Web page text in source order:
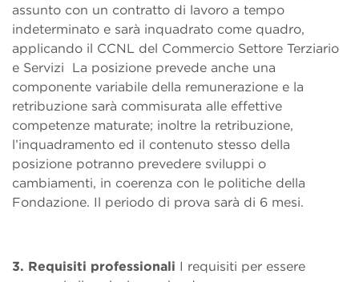
assunto con un contratto di lavoro a tempo
indeterminato e sarà inquadrato come quadro,
applicando il CCNL del Commercio Settore Terziario
e Servizi La posizione prevede anche una
componente variabile della remunerazione e la
retribuzione sarà commisurata alle effettive
competenze maturate; inoltre la retribuzione,
l’inquadramento ed il contenuto stesso della
posizione potranno prevedere sviluppi o
cambiamenti, in coerenza con le politiche della
Fondazione. Il periodo di prova sarà di 6 mesi.
3. Requisiti professionali I requisiti per essere